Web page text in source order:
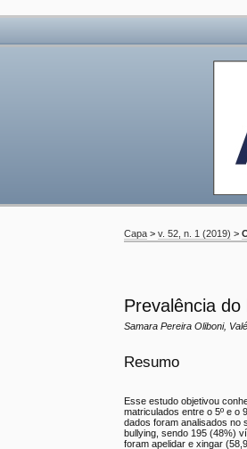
Capa >v. 52, n. 1 (2019) >
Prevalência
Samara Pereira Oliboni,
Resumo
Esse estudo objetivou
matriculados entre o 5º e o
dados foram analisados no
bullying, sendo 195 (48%)
foram apelidar e xingar